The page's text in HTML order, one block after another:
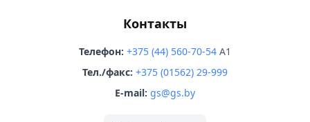
Контакты
Телефон: +375 (44) 560-70-54 A1
Тел./факс: +375 (01562) 29-999
E-mail: gs@gs.by